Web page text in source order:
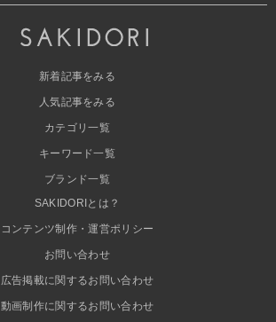
新着記事をみる
人気記事をみる
カテゴリ一覧
キーワード一覧
ブランド一覧
SAKIDORIとは？
コンテンツ制作・運営ポリシー
お問い合わせ
広告掲載に関するお問い合わせ
動画制作に関するお問い合わせ